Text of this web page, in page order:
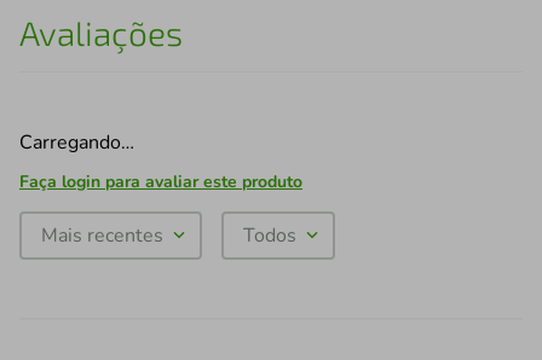
Avaliações
Carregando…
Faça login para avaliar este produto
Mais recentes Todos